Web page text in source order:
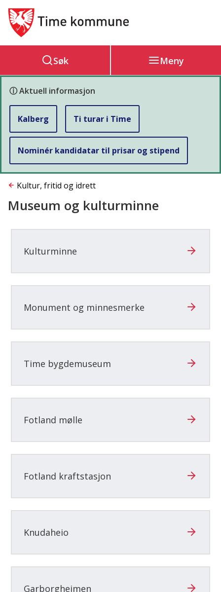
Hovedportal
Søk Meny
ⓘ Aktuell informasjon
Kalberg Ti turar i Time
Nominér kandidatar til prisar og stipend
Du
er
her:
Kultur, fritid og idrett
Museum og kulturminne
Kulturminne
Monument og minnesmerke
Time bygdemuseum
Fotland mølle
Fotland kraftstasjon
Knudaheio
Garborgheimen